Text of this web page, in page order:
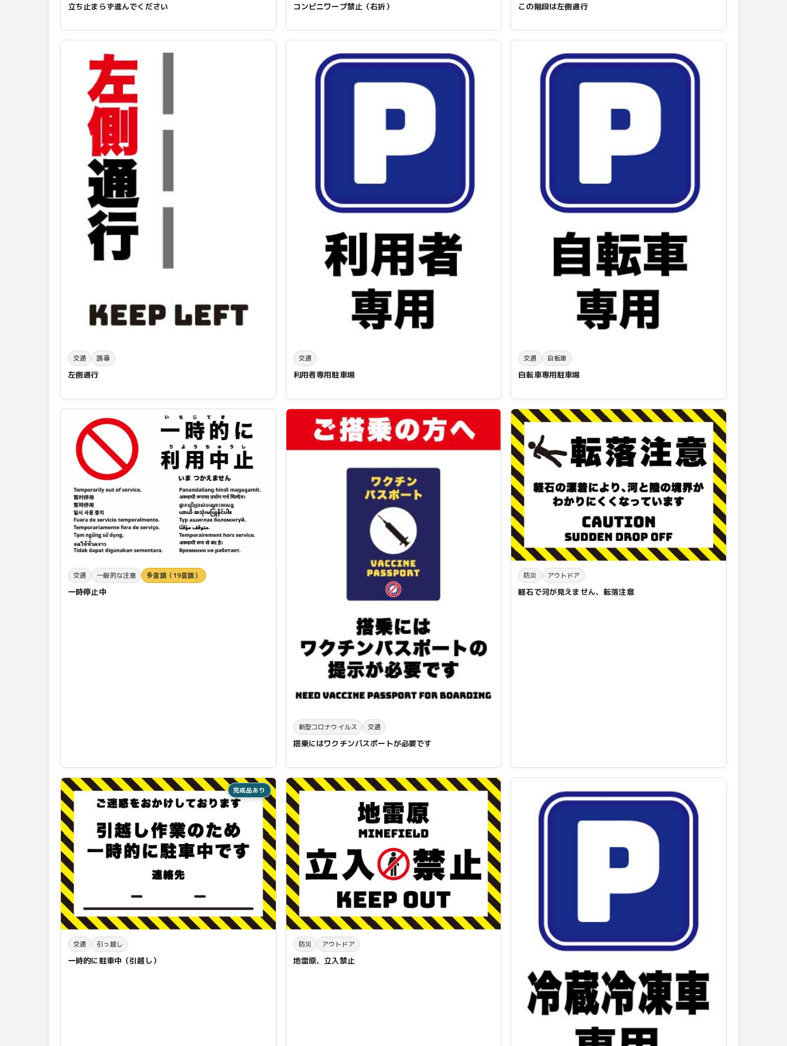
立ち止まらず進んでください コンビニワープ禁止（右折） この階段は左側通行
交通 誘導
左側通行
交通
利用者専用駐車場
交通 自転車
自転車専用駐車場
交通 一般的な注意 多言語（19言語）
一時停止中
新型コロナウイルス 交通
搭乗にはワクチンパスポートが必要です
防災 アウトドア
軽石で河が見えません、転落注意
完成品あり
交通 引っ越し
一時的に駐車中（引越し）
防災 アウトドア
地雷原、立入禁止